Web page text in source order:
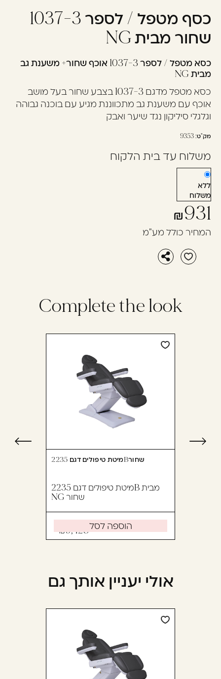
עוד לא נרשמתם? יאללה,
תצטרפו!
להרשמה
כסף מטפל / לספר 1037-3
שחור מבית NG
כסא מטפל / לספר 1037-3 אוכף שחור+ משענת גב
מבית NG
כסא מטפל מדגם 1037-3 בצבע שחור בעל מושב
אוכף עם משענת גב מתכווננת מגיע עם בוכנה גבוהה
וגלגלי סיליקון נגד שיער ואבק
מק"ט:9353
משלוח עד בית הלקוח
ללא
משלוח
931
המחיר כולל מע"מ
Complete the look
מיטת טיפולים דגם 2235Bשחור
מיטת טיפולים דגם 2235B מבית
NG שחור
9,428הוספה לסל
אולי יעניין אותך גם